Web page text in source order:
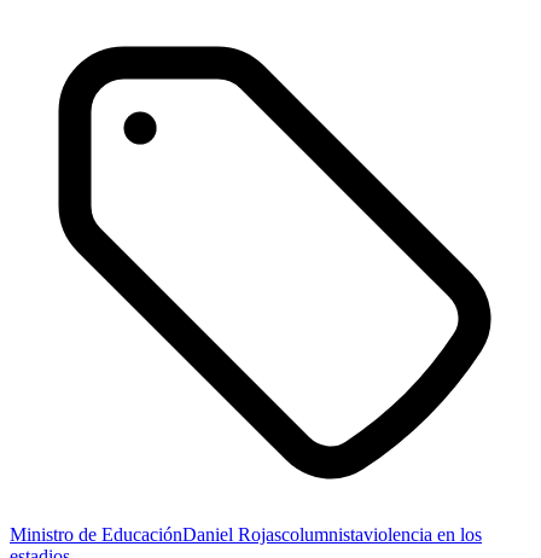
Ministro de EducaciónDaniel Rojascolumnistaviolencia en los